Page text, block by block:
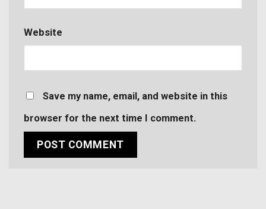
Website
Save my name, email, and website in this
browser for the next time I comment.